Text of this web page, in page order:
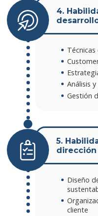
4.
Análisis
Gestión
5.
Diseño
cliente